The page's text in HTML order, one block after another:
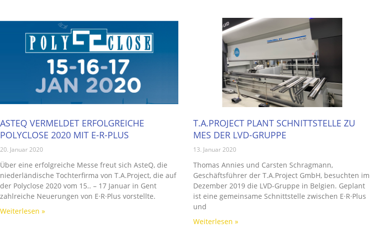
ASTEQ VERMELDET ERFOLGREICHE
POLYCLOSE 2020 MIT E-R-PLUS
20. Januar 2020
Über eine erfolgreiche Messe freut sich AsteQ, die
niederländische Tochterfirma von T.A.Project, die auf
der Polyclose 2020 vom 15.. – 17 Januar in Gent
zahlreiche Neuerungen von E·R·Plus vorstellte.
Weiterlesen »
T.A.PROJECT PLANT SCHNITTSTELLE ZU
MES DER LVD-GRUPPE
13. Januar 2020
Thomas Annies und Carsten Schragmann,
Geschäftsführer der T.A.Project GmbH, besuchten im
Dezember 2019 die LVD-Gruppe in Belgien. Geplant
ist eine gemeinsame Schnittstelle zwischen E·R·Plus
und
Weiterlesen »